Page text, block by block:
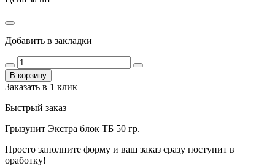
Добавить в закладки
В корзину
Заказать в 1 клик
Быстрый заказ
Грызунит Экстра блок ТБ 50 гр.
Просто заполните форму и ваш заказ сразу поступит в
оработку!